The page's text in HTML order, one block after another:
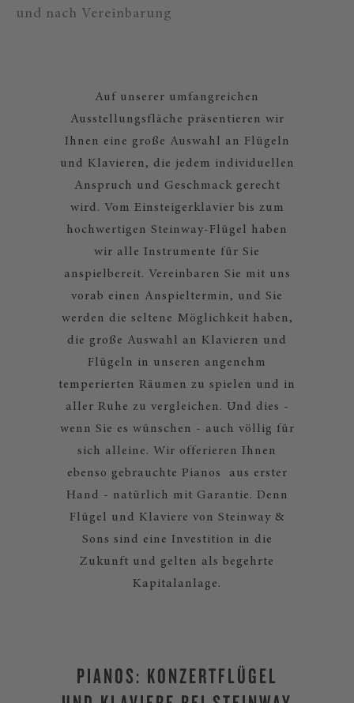
und nach Vereinbarung
Auf unserer umfangreichen
Ausstellungsfläche präsentieren wir
Ihnen eine große Auswahl an Flügeln
und Klavieren, die jedem individuellen
Anspruch und Geschmack gerecht
wird. Vom Einsteigerklavier bis zum
hochwertigen Steinway-Flügel haben
wir alle Instrumente für Sie
anspielbereit. Vereinbaren Sie mit uns
vorab einen Anspieltermin, und Sie
werden die seltene Möglichkeit haben,
die große Auswahl an Klavieren und
Flügeln in unseren angenehm
temperierten Räumen zu spielen und in
aller Ruhe zu vergleichen. Und dies -
wenn Sie es wünschen - auch völlig für
sich alleine. Wir offerieren Ihnen
ebenso gebrauchte Pianos aus erster
Hand - natürlich mit Garantie. Denn
Flügel und Klaviere von Steinway &
Sons sind eine Investition in die
Zukunft und gelten als begehrte
Kapitalanlage.
PIANOS: KONZERTFLÜGEL